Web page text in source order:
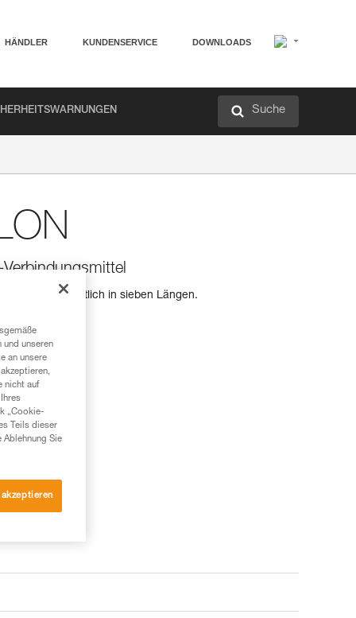
HÄNDLER KUNDENSERVICE DOWNLOADS
Suche
erhältlich in sieben Längen.
und unseren
an unsere
nicht auf
„Cookie-
Teils dieser
Ablehnung Sie